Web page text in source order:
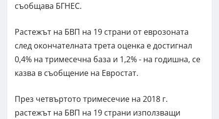
съобщава БГНЕС.
Растежът на БВП на 19 страни от еврозоната
след окончателната трета оценка е достигнал
0,4% на тримесечна база и 1,2% - на годишна, се
казва в съобщение на Евростат.
През четвъртото тримесечие на 2018 г.
растежът на БВП на 19 страни използващи